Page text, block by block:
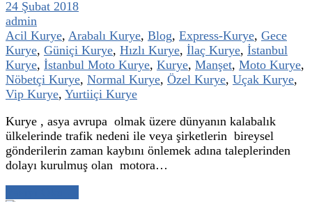
24 Şubat 2018
admin
Acil Kurye, Arabalı Kurye, Blog, Express-Kurye, Gece
Kurye, Güniçi Kurye, Hızlı Kurye, İlaç Kurye, İstanbul
Kurye, İstanbul Moto Kurye, Kurye, Manşet, Moto Kurye,
Nöbetçi Kurye, Normal Kurye, Özel Kurye, Uçak Kurye,
Vip Kurye, Yurtiiçi Kurye
Kurye , asya avrupa olmak üzere dünyanın kalabalık
ülkelerinde trafik nedeni ile veya şirketlerin bireysel
gönderilerin zaman kaybını önlemek adına taleplerinden
dolayı kurulmuş olan motora…